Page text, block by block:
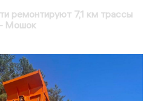
ремонтируют 7,1 км трассы
Мошок